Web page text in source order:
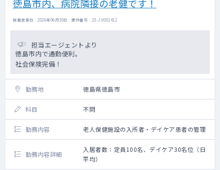
徳島市内、病院隣接の老健です！
掲載更新日 : 2026年06月30日 案件番号 : 23-JU001412
担当エージェントより
徳島市内で通勤便利。
社会保険完備！
勤務地 徳島県徳島市
科目 不問
勤務内容 老人保健施設の入所者・デイケア患者の管理
勤務内容詳細
入居者数：定員100名、デイケア30名位（日
平均）